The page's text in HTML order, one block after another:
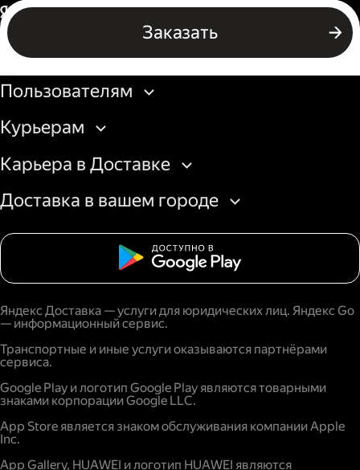
Заказать
Россия
Бизнесу
Пользователям
Курьерам
Карьера в Доставке
Доставка в вашем городе
Яндекс Доставка — услуги для юридических лиц. Яндекс Go
— информационный сервис.
Транспортные и иные услуги оказываются партнёрами
сервиса.
Google Play и логотип Google Play являются товарными
знаками корпорации Google LLC.
App Store является знаком обслуживания компании Apple
Inc.
App Gallery, HUAWEI и логотип HUAWEI являются